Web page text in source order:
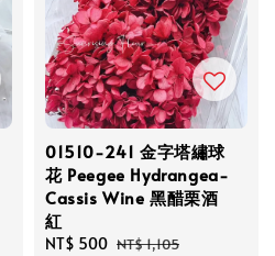
01510-241 金字塔繡球
花 Peegee Hydrangea-
Cassis Wine 黑醋栗酒
紅
Sale
NT$ 500 Regular
NT$ 1,105